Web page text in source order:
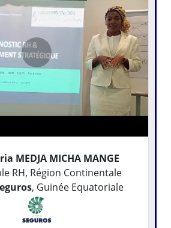
MEDJA MICHA MANGE
RH, Région Continentale
, Guinée Equatoriale